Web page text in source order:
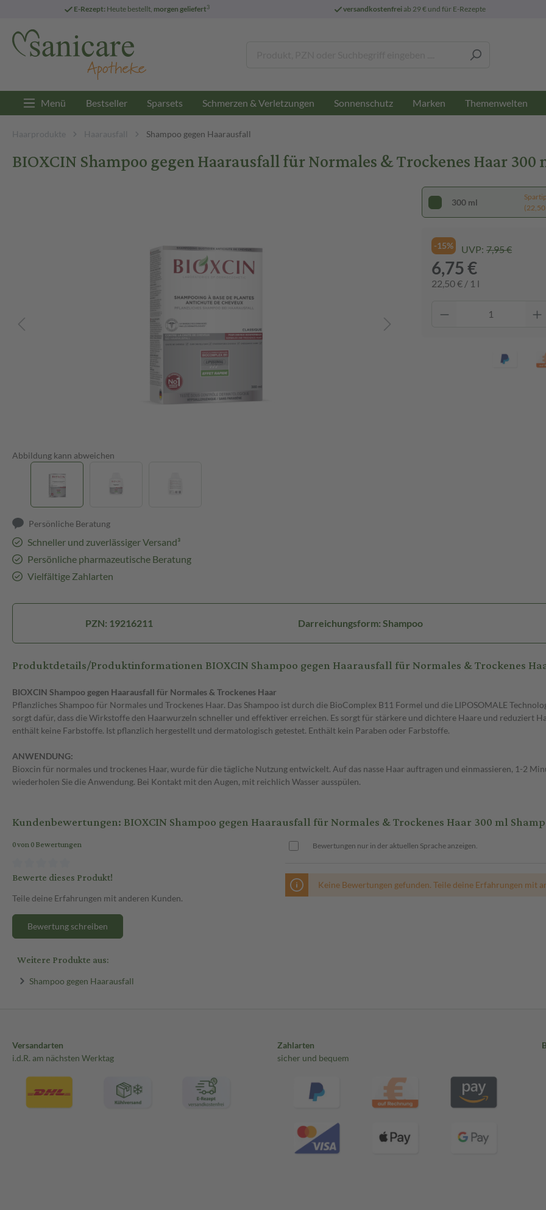
E-Rezept: Heute bestellt, morgen geliefert3 versandkostenfreiab 29 € und für E-Rezepte
Menü Bestseller Sparsets Schmerzen & Verletzungen Sonnenschutz Marken Themenwelten
Haarprodukte Haarausfall Shampoo gegen Haarausfall
BIOXCIN Shampoo gegen Haarausfall für Normales & Trockenes Haar 300
Abbildung kann abweichen
Persönliche Beratung
Schneller und zuverlässiger Versand³
Persönliche pharmazeutische Beratung
Vielfältige Zahlarten
300 ml
(22,50
-15% UVP: 7,95 €
6,75 €
22,50 € / 1 l
PZN: 19216211 Darreichungsform: Shampoo
Produktdetails/Produktinformationen BIOXCIN Shampoo gegen Haarausfall für Normales & Trockenes
BIOXCIN Shampoo gegen Haarausfall für Normales & Trockenes Haar
Pflanzliches Shampoo für Normales und Trockenes Haar. Das Shampoo ist durch die BioComplex B11 Formel und die LIPOSOMALE
sorgt dafür, dass die Wirkstoffe den Haarwurzeln schneller und effektiver erreichen. Es sorgt für stärkere und dichtere Haare und reduziert
enthält keine Farbstoffe. Ist pflanzlich hergestellt und dermatologisch getestet. Enthält kein Paraben oder Farbstoffe.
ANWENDUNG:
Bioxcin für normales und trockenes Haar, wurde für die tägliche Nutzung entwickelt. Auf das nasse Haar auftragen und einmassieren, 1-2
wiederholen Sie die Anwendung. Bei Kontakt mit den Augen, mit reichlich Wasser ausspülen.
Kundenbewertungen: BIOXCIN Shampoo gegen Haarausfall für Normales & Trockenes Haar 300 ml
0 von 0 Bewertungen
Bewerte dieses Produkt!
Teile deine Erfahrungen mit anderen Kunden.
Bewertung schreiben
Bewertungen nur in der aktuellen Sprache anzeigen.
Keine Bewertungen gefunden. Teile deine Erfahrungen mit
Weitere Produkte aus:
Shampoo gegen Haarausfall
Versandarten
i.d.R. am nächsten Werktag
Zahlarten
sicher und bequem